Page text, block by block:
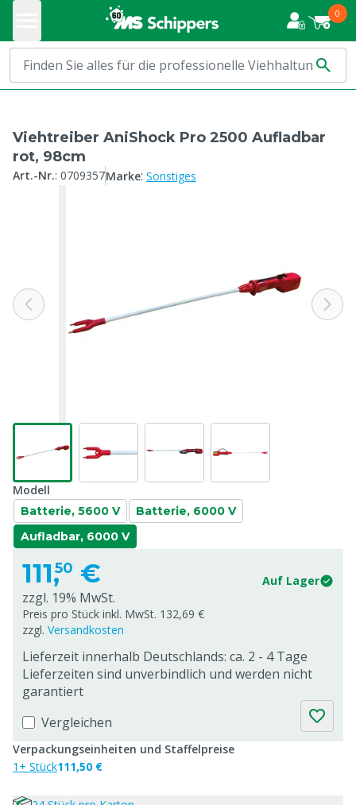
0
Viehtreiber AniShock Pro 2500 Aufladbar
rot, 98cm
Art.-Nr.: 0709357Marke: Sonstiges
Modell
Batterie, 5600 V
Batterie, 6000 V
Aufladbar, 6000 V
111,50 € Auf Lager
zzgl. 19% MwSt.
Preis pro Stück inkl. MwSt. 132,69 €
zzgl. Versandkosten
Lieferzeit innerhalb Deutschlands: ca. 2 - 4 Tage
Lieferzeiten sind unverbindlich und werden nicht
garantiert
Vergleichen
Verpackungseinheiten und Staffelpreise
1+ Stück111,50 €